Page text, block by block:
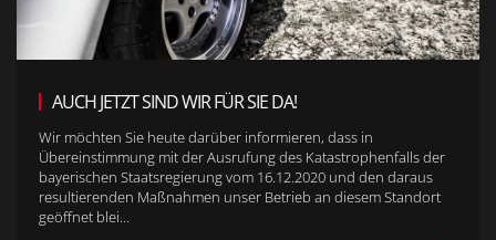
AUCH JETZT SIND WIR FÜR SIE DA!
Wir möchten Sie heute darüber informieren, dass in
Übereinstimmung mit der Ausrufung des Katastrophenfalls der
bayerischen Staatsregierung vom 16.12.2020 und den daraus
resultierenden Maßnahmen unser Betrieb an diesem Standort
geöffnet blei...